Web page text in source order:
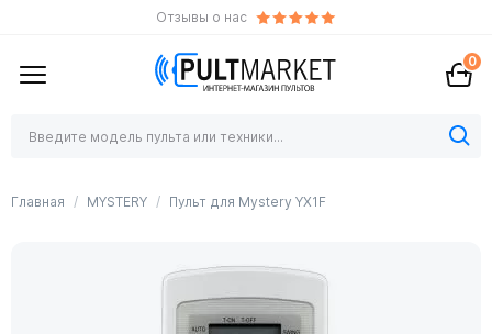
Отзывы о нас
0
Главная MYSTERY Пульт для Mystery YX1F